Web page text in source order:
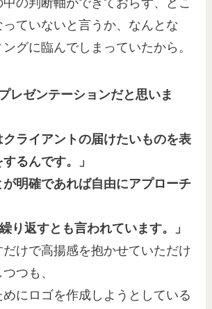
の判断軸ができておらず、どこ
ていないと言うか、なんとな
グに臨んでしまっていたから。
レゼンテーションだと思いま
クライアントの届けたいものを表
るんです。」
が明確であれば自由にアプローチ
り返すとも言われています。」
けで高揚感を抱かせていただけ
つも、
にロゴを作成しようとしている